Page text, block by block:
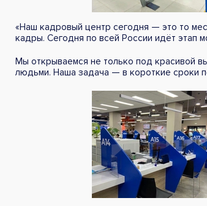
«Наш кадровый центр сегодня — это то
кадры. Сегодня по всей России идёт этап
Мы открываемся не только под красивой
людьми. Наша задача — в короткие сроки